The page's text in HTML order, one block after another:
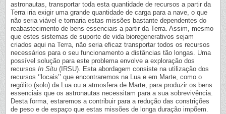
astronautas, transportar toda esta quantidade de recursos a partir da
Terra iria exigir uma grande quantidade de carga para a nave, o que
não seria viável e tornaria estas missões bastante dependentes do
reabastecimento de bens essenciais a partir da Terra. Assim, mesmo
que estes sistemas de suporte de vida bioregenerativos sejam
criados aqui na Terra, não seria eficaz transportar todos os recursos
necessários para o seu funcionamento a distâncias tão longas. Uma
possível solução para este problema envolve a exploração dos
recursos In Situ (IRSU). Esta abordagem consiste na utilização dos
recursos ‘’locais’’ que encontraremos na Lua e em Marte, como o
rególito (solo) da Lua ou a atmosfera de Marte, para produzir os bens
essenciais que os astronautas necessitam para a sua sobrevivência.
Desta forma, estaremos a contribuir para a redução das constrições
de peso e de espaço que estas missões de longa duração impõem.